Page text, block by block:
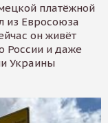
платёжной
из Евросоюза
он живёт
России и даже
Украины